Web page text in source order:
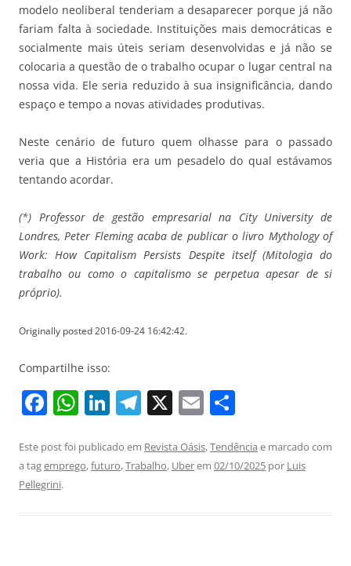
modelo neoliberal tenderiam a desaparecer porque já não
fariam falta à sociedade. Instituições mais democráticas e
socialmente mais úteis seriam desenvolvidas e já não se
colocaria a questão de o trabalho ocupar o lugar central na
nossa vida. Ele seria reduzido à sua insignificância, dando
espaço e tempo a novas atividades produtivas.
Neste cenário de futuro quem olhasse para o passado
veria que a História era um pesadelo do qual estávamos
tentando acordar.
(*) Professor de gestão empresarial na City University de
Londres, Peter Fleming acaba de publicar o livro Mythology of
Work: How CapitalismPersists Despite itself (Mitologia do
trabalho ou como o capitalismo se perpetua apesar de si
próprio).
Originally posted 2016-09-24 16:42:42.
Compartilhe isso:
F
c
e
W
at
s
Li
k
e
T
e
gr
X E
ai
l
ar
e
Este post foi publicado em Revista Oásis,Tendência e marcado com
a tagemprego,futuro,Trabalho, Uberem 02/10/2025 por Luis
Pellegrini.